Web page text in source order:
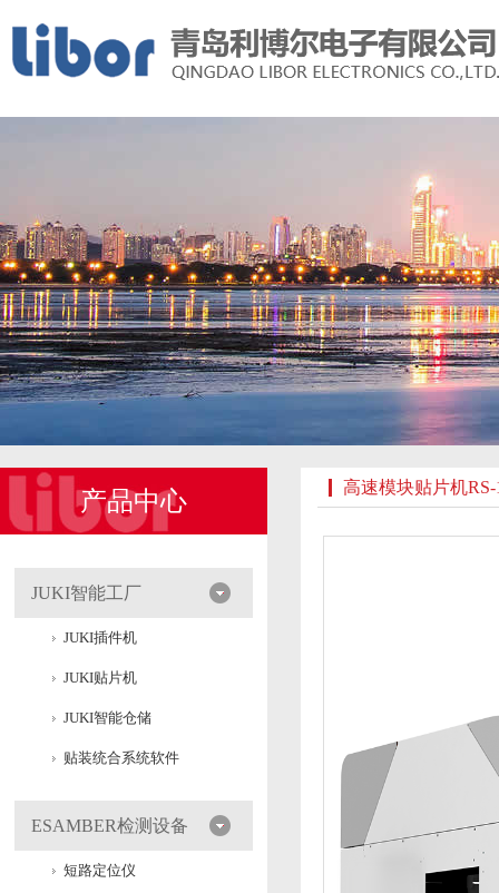
产品中心
JUKI智能工厂
JUKI插件机
JUKI贴片机
JUKI智能仓储
贴装统合系统软件
ESAMBER检测设备
短路定位仪
高速模块贴片机